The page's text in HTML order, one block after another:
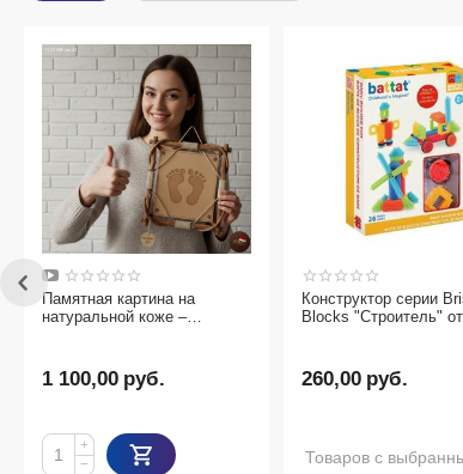
Памятная картина на
натуральной коже –
1 100,00 руб.
+
−
Конструктор серии
Blocks "Строитель" от
260,00 руб.
Товаров с